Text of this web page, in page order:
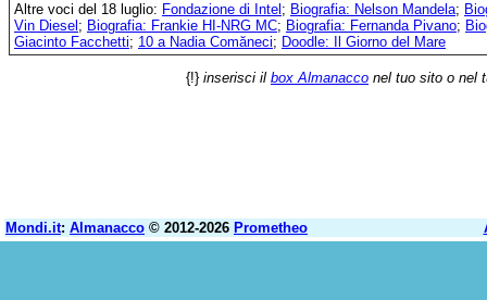
Altre voci del 18 luglio: Fondazione di Intel ; Biografia: Nelson Mandela;
Vin Diesel ; Biografia: Frankie HI-NRG MC; Biografia: Fernanda Pivano;
Giacinto Facchetti; 10 a Nadia Comăneci; Doodle: Il Giorno del Mare
{!} inserisci il box Almanacco nel tuo sito o nel
Mondi.it: Almanacco © 2012-2026 Prometheo